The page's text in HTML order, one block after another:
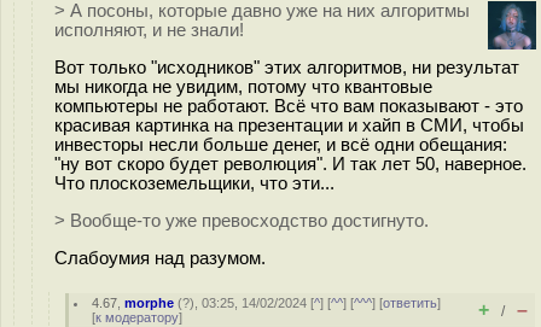
> А посоны, которые давно уже на них алгоритмы
исполняют, и не знали!
Вот только "исходников" этих алгоритмов, ни результат
мы никогда не увидим, потому что квантовые
компьютеры не работают. Всё что вам показывают - это
красивая картинка на презентации и хайп в СМИ, чтобы
инвесторы несли больше денег, и всё одни обещания:
"ну вот скоро будет революция". И так лет 50, наверное.
Что плоскоземельщики, что эти...
> Вообще-то уже превосходство достигнуто.
Слабоумия над разумом.
4.67 ,morphe (?), 03:25, 14/02/2024 [^] [^^] [^^^] [ответить]
[к модератору] + / –